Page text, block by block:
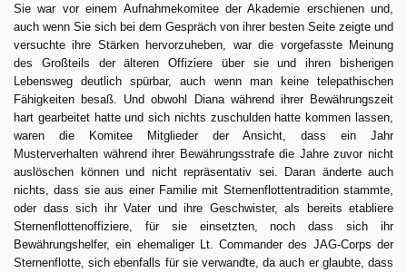
Sie war vor einem Aufnahmekomitee der Akademie erschienen und,
auch wenn Sie sich bei dem Gespräch von ihrer besten Seite zeigte und
versuchte ihre Stärken hervorzuheben, war die vorgefasste Meinung
des Großteils der älteren Offiziere über sie und ihren bisherigen
Lebensweg deutlich spürbar, auch wenn man keine telepathischen
Fähigkeiten besaß. Und obwohl Diana während ihrer Bewährungszeit
hart gearbeitet hatte und sich nichts zuschulden hatte kommen lassen,
waren die Komitee Mitglieder der Ansicht, dass ein Jahr
Musterverhalten während ihrer Bewährungsstrafe die Jahre zuvor nicht
auslöschen können und nicht repräsentativ sei. Daran änderte auch
nichts, dass sie aus einer Familie mit Sternenflottentradition stammte,
oder dass sich ihr Vater und ihre Geschwister, als bereits etabliere
Sternenflottenoffiziere, für sie einsetzten, noch dass sich ihr
Bewährungshelfer, ein ehemaliger Lt. Commander des JAG-Corps der
Sternenflotte, sich ebenfalls für sie verwandte, da auch er glaubte, dass